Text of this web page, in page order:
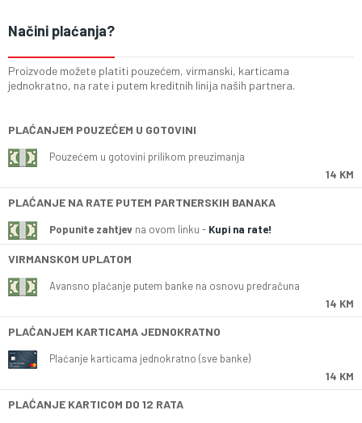
Načini plaćanja?
Proizvode možete platiti pouzećem, virmanski, karticama
jednokratno, na rate i putem kreditnih linija naših partnera.
PLAĆANJEM POUZEĆEM U GOTOVINI
Pouzećem u gotovini prilikom preuzimanja
14 KM
PLAĆANJE NA RATE PUTEM PARTNERSKIH BANAKA
Popunite zahtjev na ovom linku - Kupi na rate!
VIRMANSKOM UPLATOM
Avansno plaćanje putem banke na osnovu predračuna
14 KM
PLAĆANJEM KARTICAMA JEDNOKRATNO
Plaćanje karticama jednokratno (sve banke)
14 KM
PLAĆANJE KARTICOM DO 12 RATA